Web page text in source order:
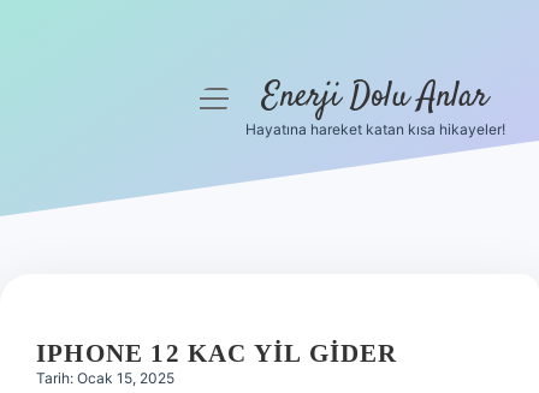
Hakkımızda
menüyüEnerji Dolu Anlar
Hayatına hareket katan kısa hikayeler!
IPHONE 12 KAC YIL GIDER
Tarih: Ocak 15, 2025